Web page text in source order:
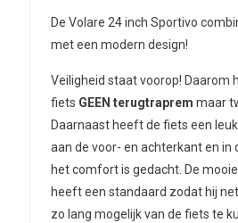
De Volare 24 inch Sportivo
met een modern design!
Veiligheid staat voorop! Daarom
fiets GEEN terugtraprem maar
Daarnaast heeft de fiets een
aan de voor- en achterkant en in
het comfort is gedacht. De
heeft een standaard zodat hij
zo lang mogelijk van de fiets te